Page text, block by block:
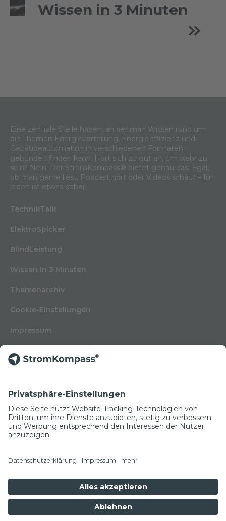
NEWSLETTER
Wissen in 3 Minuten
Eine zentrale Stelle haben, an der man Wissen rund um
die Themen Energieverteilung, Energieeffizienz und
Gebäudeautomation in verschiedenen Formaten
gebündelt finden kann. Hört sich zu gut an, um wahr zu
sein? Nein. Der StromKompass® bietet genau das. Egal,
ob man gerne liest, Podcast hört oder Videos schaut – für
jeden ist etwas dabei!
TechnikTalk
ElektroSpicker
BlindLeistung
Wissen in 3 Minuten
Themenarchiv
Cookie-Einstellungen
Impressum
Kontakt
Glossar